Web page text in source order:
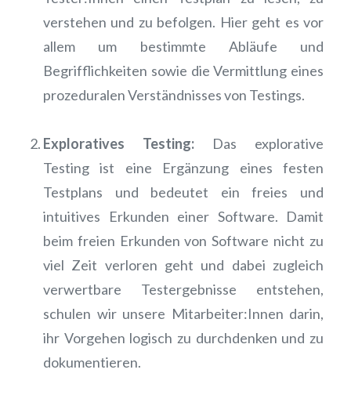
verstehen und zu befolgen. Hier geht es vor
allem um bestimmte Abläufe und
Begrifflichkeiten sowie die Vermittlung eines
prozeduralen Verständnisses von Testings.
Exploratives Testing: Das explorative
Testing ist eine Ergänzung eines festen
Testplans und bedeutet ein freies und
intuitives Erkunden einer Software. Damit
beim freien Erkunden von Software nicht zu
viel Zeit verloren geht und dabei zugleich
verwertbare Testergebnisse entstehen,
schulen wir unsere Mitarbeiter:Innen darin,
ihr Vorgehen logisch zu durchdenken und zu
dokumentieren.